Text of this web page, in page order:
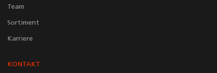
Team
Sortiment
Karriere
KONTAKT